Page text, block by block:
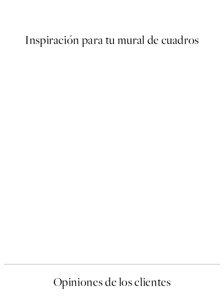
Inspiración para tu mural de cuadros
Opiniones de los clientes